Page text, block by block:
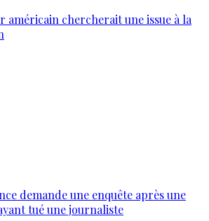
américain chercherait une issue à la
demande une enquête après une
tué une journaliste